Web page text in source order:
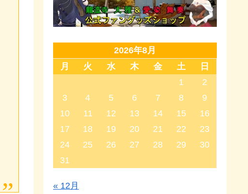
2026年8月
月
火 水 木 金 土
日
1
2
3
4 5 6 7 8
9
10
11 12 13 14 15
16
17
18 19 20 21 22
23
24
25 26 27 28 29
30
31
« 12月